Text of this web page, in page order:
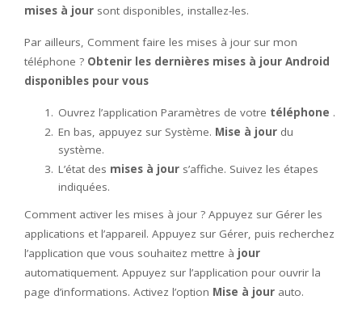
mises à jour sont disponibles, installez-les.
Par ailleurs, Comment faire les mises à jour sur mon
téléphone ? Obtenir les dernières mises à jour Android
disponibles pour vous
Ouvrez l’application Paramètres de votre téléphone .
En bas, appuyez sur Système. Mise à jour du
système.
L’état des mises à jour s’affiche. Suivez les étapes
indiquées.
Comment activer les mises à jour ? Appuyez sur Gérer les
applications et l’appareil. Appuyez sur Gérer, puis recherchez
l’application que vous souhaitez mettre à jour
automatiquement. Appuyez sur l’application pour ouvrir la
page d’informations. Activez l’option Mise à jour auto.